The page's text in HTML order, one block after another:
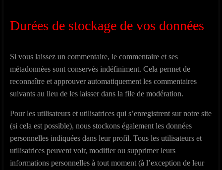
Durées de stockage de vos données
Si vous laissez un commentaire, le commentaire et ses
métadonnées sont conservés indéfiniment. Cela permet de
reconnaître et approuver automatiquement les commentaires
suivants au lieu de les laisser dans la file de modération.
Pour les utilisateurs et utilisatrices qui s’enregistrent sur notre site
(si cela est possible), nous stockons également les données
personnelles indiquées dans leur profil. Tous les utilisateurs et
utilisatrices peuvent voir, modifier ou supprimer leurs
informations personnelles à tout moment (à l’exception de leur